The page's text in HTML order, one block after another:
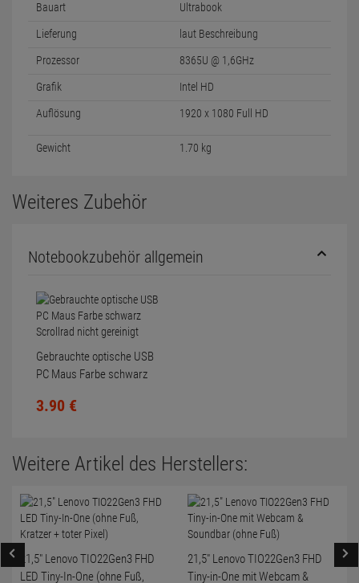
Bauart Ultrabook
Lieferung laut Beschreibung
Prozessor 8365U @ 1,6GHz
Grafik Intel HD
Auflösung 1920 x 1080 Full HD
Gewicht 1.70 kg
Weiteres Zubehör
Notebookzubehör allgemein
Gebrauchte optische USB
PC Maus Farbe schwarz
3.90 €
Weitere Artikel des Herstellers:
21,5" Lenovo TIO22Gen3 FHD
LED Tiny-In-One (ohne Fuß,
21,5" Lenovo TIO22Gen3 FHD
Tiny-in-One mit Webcam &